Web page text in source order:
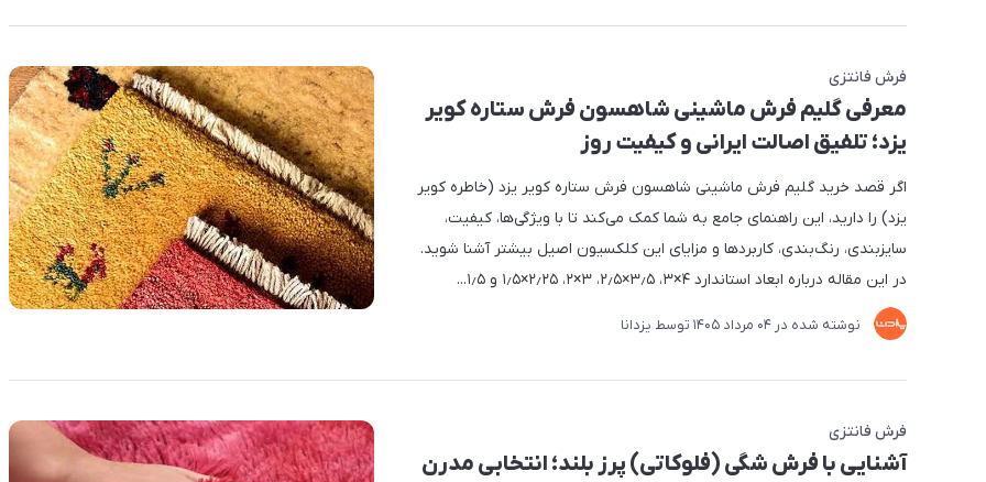
فرش فانتزی
معرفی گلیم فرش ماشینی شاهسون فرش ستاره کویر
یزد؛ تلفیق اصالت ایرانی و کیفیت روز
اگر قصد خرید گلیم فرش ماشینی شاهسون فرش ستاره کویر یزد (خاطره کویر
یزد) را دارید، این راهنمای جامع به شما کمک می‌کند تا با ویژگی‌ها، کیفیت،
سایزبندی، رنگ‌بندی، کاربردها و مزایای این کلکسیون اصیل بیشتر آشنا شوید.
در این مقاله درباره ابعاد استاندارد ۴×۳، ۳٫۵×۲٫۵، ۳×۲، ۲٫۲۵×۱٫۵ و ۱٫۵...
نوشته شده در 04 مرداد 1405 توسط یزدانا
فرش فانتزی
آشنایی با فرش شگی (فلوکاتی) پرز بلند؛ انتخابی مدرن